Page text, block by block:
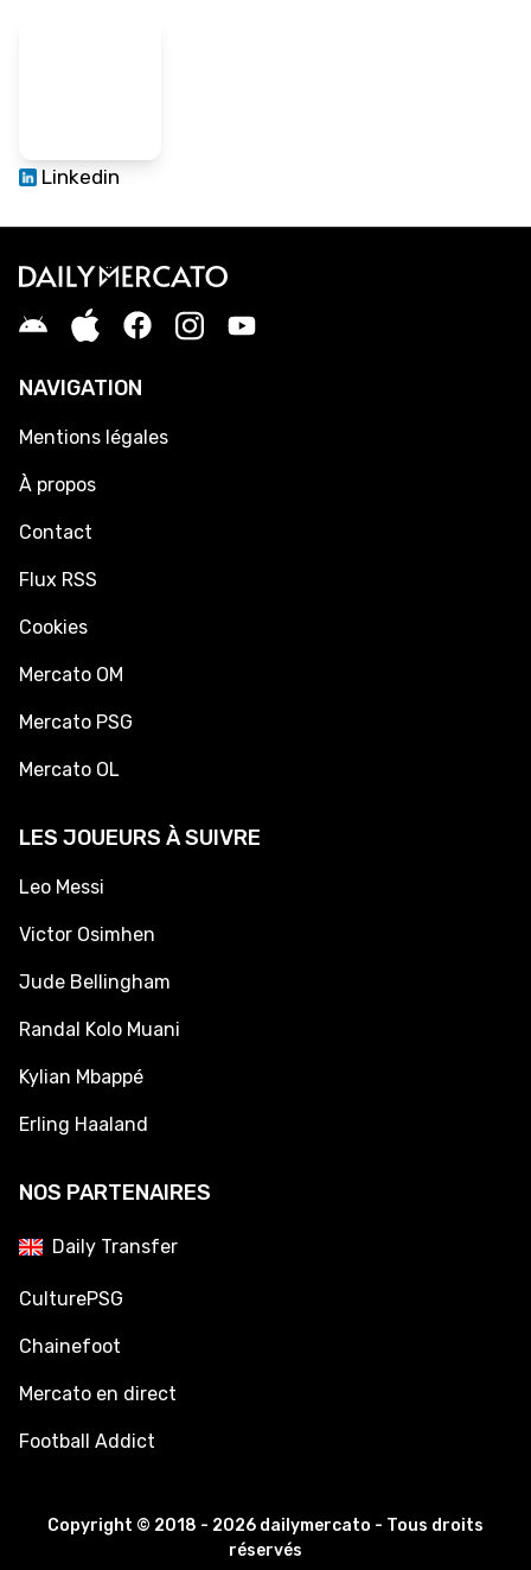
Linkedin
NAVIGATION
Mentions légales
À propos
Contact
Flux RSS
Cookies
Mercato OM
Mercato PSG
Mercato OL
LES JOUEURS À SUIVRE
Leo Messi
Victor Osimhen
Jude Bellingham
Randal Kolo Muani
Kylian Mbappé
Erling Haaland
NOS PARTENAIRES
Daily Transfer
CulturePSG
Chainefoot
Mercato en direct
Football Addict
Copyright © 2018 - 2026 dailymercato - Tous droits
réservés